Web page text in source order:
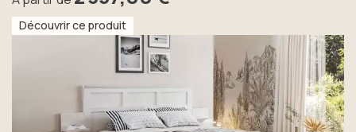
Découvrir ce produit